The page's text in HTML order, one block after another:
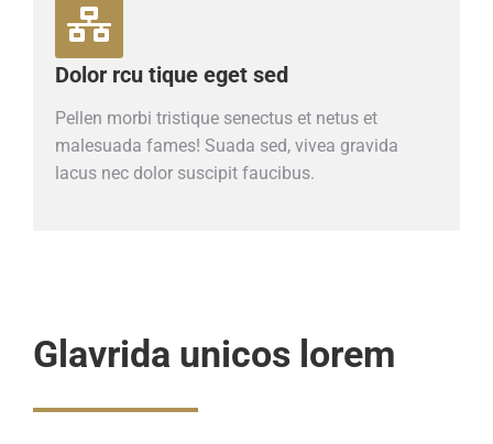
Dolor rcu tique eget sed
Pellen morbi tristique senectus et netus et
malesuada fames! Suada sed, vivea gravida
lacus nec dolor suscipit faucibus.
Glavrida unicos lorem